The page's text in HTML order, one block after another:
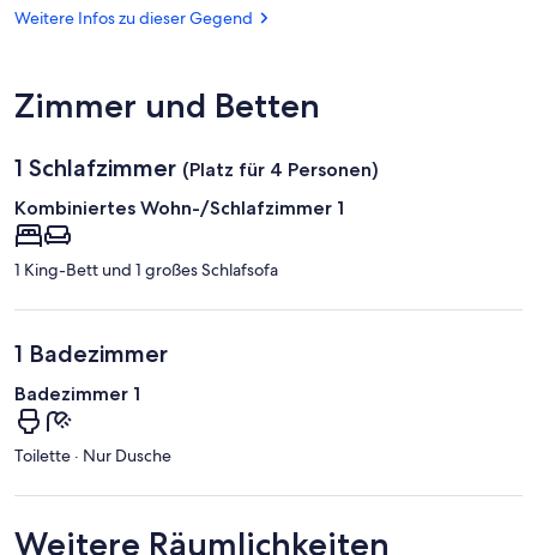
Weitere Infos zu dieser Gegend
Zimmer und Betten
1 Schlafzimmer (Platz für 4 Personen)
Kombiniertes Wohn-/Schlafzimmer 1
1 King-Bett und 1 großes Schlafsofa
1 Badezimmer
Badezimmer 1
Toilette · Nur Dusche
Weitere Räumlichkeiten